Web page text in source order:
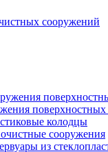
сооружений
колодцы
сооружения